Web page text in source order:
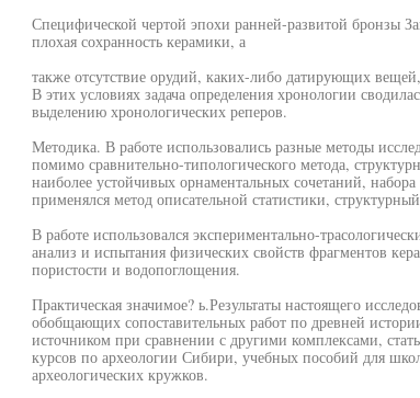
Специфической чертой эпохи ранней-развитой бронзы
плохая сохранность керамики, а
также отсутствие орудий, каких-либо датирующих
В этих условиях задача определения хронологии
выделению хронологических реперов.
Методика. В работе использовались разные методы
помимо сравнительно-типологического метода,
наиболее устойчивых орнаментальных сочетаний,
применялся метод описательной статистики,
В работе использовался экспериментально-
анализ и испытания физических свойств фрагментов
пористости и водопоглощения.
Практическая значимое? ь.Результаты настоящего
обобщающих сопоставительных работ по древней
источником при сравнении с другими комплексами,
курсов по археологии Сибири, учебных пособий для
археологических кружков.